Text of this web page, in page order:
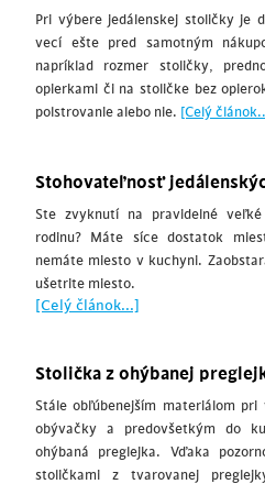
Pri výbere jedálenskej stoličky je
vecí ešte pred samotným
napríklad rozmer stoličky,
opierkami či na stoličke bez
polstrovanie alebo nie. [Celý
Stohovateľnosť
Ste zvyknutí na pravidelné
rodinu? Máte síce dostatok
nemáte miesto v kuchyni.
ušetrite miesto.
[Celý článok...]
Stolička z ohýbanej
Stále obľúbenejším materiálom
obývačky a predovšetkým do
ohýbaná preglejka. Vďaka
stoličkami z tvarovanej